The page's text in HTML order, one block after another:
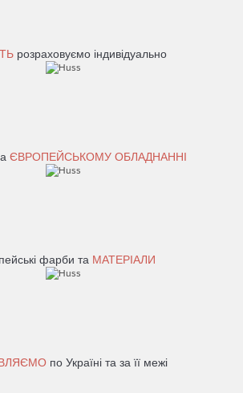
розраховуємо індивідуально
ЄВРОПЕЙСЬКОМУ ОБЛАДНАННІ
фарби та МАТЕРІАЛИ
по Україні та за її межі